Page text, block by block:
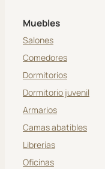
Muebles
Salones
Comedores
Dormitorios
Dormitorio juvenil
Armarios
Camas abatibles
Librerías
Oficinas